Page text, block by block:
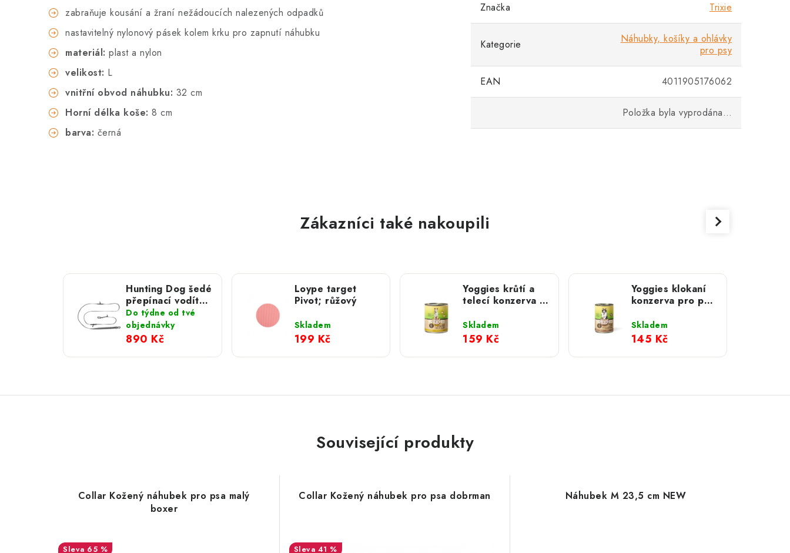
zabraňuje kousání a žraní nežádoucích nalezených odpadků
nastavitelný nylonový pásek kolem krku pro zapnutí náhubku
materiál: plast a nylon
velikost: L
vnitřní obvod náhubku: 32 cm
Horní délka koše: 8 cm
barva: černá
Značka Trixie
Kategorie
Náhubky, košíky a ohlávky
pro psy
EAN 4011905176062
Položka byla vyprodána…
Zákazníci také nakoupili
Hunting Dog šedé
přepínací vodítko
s hliníkovou
karabinou 280
cm
Do týdne od tvé
objednávky
890 Kč
Loype target
Pivot; růžový
Skladem
199 Kč
Yoggies krůtí a
telecí konzerva s
Skladem
159 Kč
Yoggies klokaní
konzerva pro psy
topinamburem;
800 g
Skladem
145 Kč
Související produkty
Collar Kožený náhubek pro psa malý
boxer
65 %
Collar Kožený náhubek pro psa dobrman
41 %
Náhubek M 23,5 cm NEW